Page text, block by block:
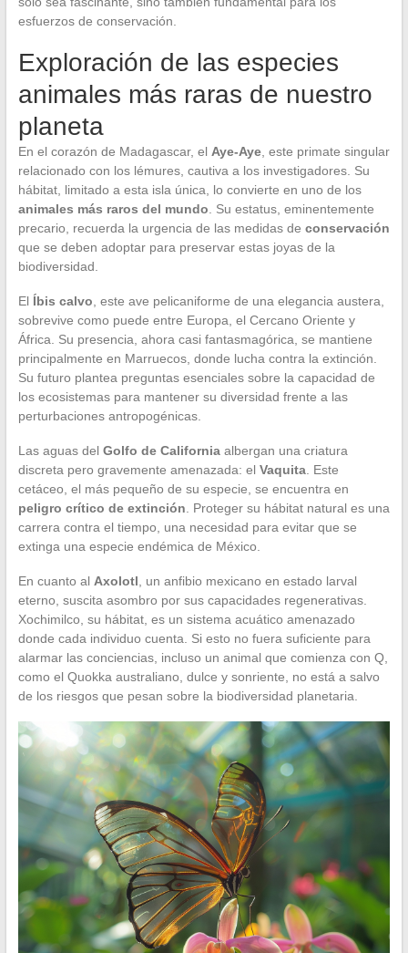
esfuerzos de conservación.
Exploración de las especies
animales más raras de nuestro
planeta
En el corazón de Madagascar, el Aye-Aye, este primate singular
relacionado con los lémures, cautiva a los investigadores. Su
hábitat, limitado a esta isla única, lo convierte en uno de los
animales más raros del mundo . Su estatus, eminentemente
precario, recuerda la urgencia de las medidas de conservación
que se deben adoptar para preservar estas joyas de la
biodiversidad.
El Íbis calvo , este ave pelicaniforme de una elegancia austera,
sobrevive como puede entre Europa, el Cercano Oriente y
África. Su presencia, ahora casi fantasmagórica, se mantiene
principalmente en Marruecos, donde lucha contra la extinción.
Su futuro plantea preguntas esenciales sobre la capacidad de
los ecosistemas para mantener su diversidad frente a las
perturbaciones antropogénicas.
Las aguas del Golfo de Californiaalbergan una criatura
discreta pero gravemente amenazada: el Vaquita. Este
cetáceo, el más pequeño de su especie, se encuentra en
peligro crítico de extinción . Proteger su hábitat natural es una
carrera contra el tiempo, una necesidad para evitar que se
extinga una especie endémica de México.
En cuanto al Axolotl , un anfibio mexicano en estado larval
eterno, suscita asombro por sus capacidades regenerativas.
Xochimilco, su hábitat, es un sistema acuático amenazado
donde cada individuo cuenta. Si esto no fuera suficiente para
alarmar las conciencias, incluso un animal que comienza con Q,
como el Quokka australiano, dulce y sonriente, no está a salvo
de los riesgos que pesan sobre la biodiversidad planetaria.